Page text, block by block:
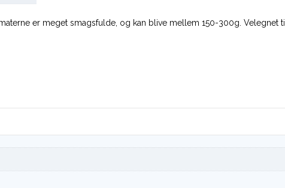
er meget smagsfulde, og kan blive mellem 150-300g. Velegnet til